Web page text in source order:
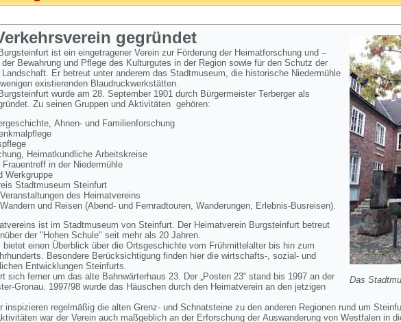
Das
gegründet
ist ein eingetragener Verein zur Förderung der Heimatforschung und –
Bewahrung und Pflege des Kulturgutes in der Region sowie für den Schutz der
Landschaft. Er betreut unter anderem das Stadtmuseum, die historische Niedermühle
existierenden Blaudruckwerkstätten.
wurde am 28. September 1901 durch Bürgermeister Terberger als
Zu seinen Gruppen und Aktivitäten gehören:
Ahnen- und Familienforschung
Heimatkundliche Arbeitskreise
Frauentreff in der Niedermühle
Werkgruppe
Stadtmuseum Steinfurt
des Heimatvereins
und Reisen (Abend- und Fernradtouren, Wanderungen, Erlebnis-Busreisen).
ist im Stadtmuseum von Steinfurt. Der Heimatverein Burgsteinfurt betreut
der "Hohen Schule" seit mehr als 20 Jahren.
bietet einen Überblick über die Ortsgeschichte vom Frühmittelalter bis hin zum
Besondere Berücksichtigung finden hier die wirtschafts-, sozial- und
Entwicklungen Steinfurts.
sich ferner um das alte Bahnwärterhaus 23. Der „Posten 23“ stand bis 1997 an der
Gronau. 1997/98 wurde das Häuschen durch den Heimatverein an den jetzigen
inspizieren regelmäßig die alten Grenz- und Schnatsteine zu den anderen Regionen rund um
war der Verein auch maßgeblich an der Erforschung der Auswanderung von Westfalen in